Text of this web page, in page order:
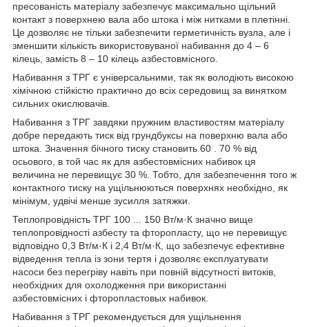
пресованість матеріалу забезпечує максимально щільний
контакт з поверхнею вала або штока і між нитками в плетінні.
Це дозволяє не тільки забезпечити герметичність вузла, але і
зменшити кількість використовуваної набивання до 4 – 6
кілець, замість 8 – 10 кілець азбестовмісного.
Набивання з ТРГ є універсальними, так як володіють високою
хімічною стійкістю практично до всіх середовищ за винятком
сильних окислювачів.
Набивання з ТРГ завдяки пружним властивостям матеріалу
добре передають тиск від грундбуксы на поверхню вала або
штока. Значення бічного тиску становить 60 . 70 % від
осьового, в той час як для азбестовмісних набивок ця
величина не перевищує 30 %. Тобто, для забезпечення того ж
контактного тиску на ущільнюються поверхнях необхідно, як
мінімум, удвічі менше зусилля затяжки.
Теплопровідність ТРГ 100 ... 150 Вт/м·К значно вище
теплопровідності азбесту та фторопласту, що не перевищує
відповідно 0,3 Вт/м·К і 2,4 Вт/м·К, що забезпечує ефективне
відведення тепла із зони тертя і дозволяє експлуатувати
насоси без перегріву навіть при повній відсутності витоків,
необхідних для охолодження при використанні
азбестовмісних і фторопластовых набивок.
Набивання з ТРГ рекомендується для ущільнення